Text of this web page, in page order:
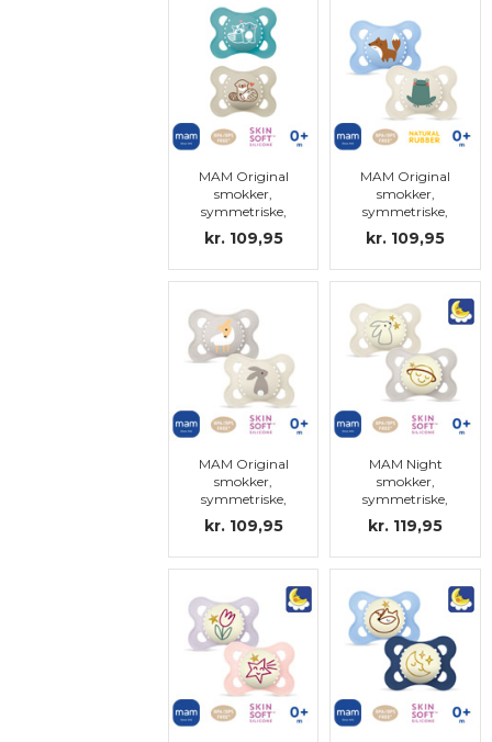
MAM Original
smokker,
symmetriske,
kr. 109,95
MAM Original
smokker,
symmetriske,
natural rubber,
str.1
kr. 109,95
MAM Original
smokker,
symmetriske,
silikon str.1
kr. 109,95
MAM Night
smokker,
symmetriske,
silikon str.1
kr. 119,95